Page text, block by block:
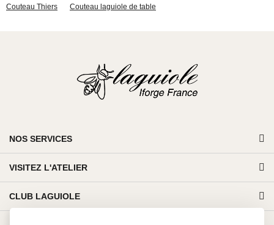
Couteau Thiers
Couteau laguiole de table
NOS SERVICES
VISITEZ L'ATELIER
CLUB LAGUIOLE